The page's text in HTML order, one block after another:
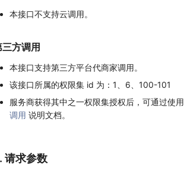
本接口不支持云调用。
三方调用
本接口支持第三方平台代商家调用。
该接口所属的权限集 id 为：1、6、100-101
服务商获得其中之一权限集授权后，可通过使用
调用 说明文档。
请求参数